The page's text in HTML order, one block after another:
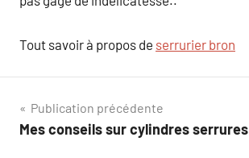
Tout savoir à propos de serrurier bron
Navigation
de
Publication précédente
Mes conseils sur cylindres serrures